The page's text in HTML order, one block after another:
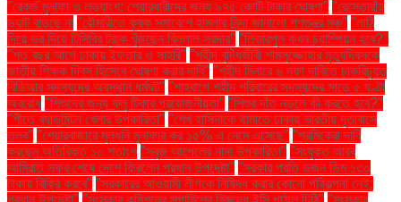
"রেকর্ড মুনাফা ও লভ্যাংশ: শেয়ারধারীদের জন্য ৯৭৫ কোটি টাকার ঘোষণা" "রেস্তোরাঁয়
ভ্যাট বাড়ছে না "রৌমারীতে কৃষক সমাবেশে হামলার নিন্দা জানালো গণতন্ত্র মঞ্চ" "লাঠি
দিয়ে ভর দিয়ে টিসিবির ট্রাক খুঁজছেন বিল্লাল সরদার" "লিভারপুল কখন চ্যাম্পিয়ন হবে?"
"শত বছর আগে ঢাকায় ইফতার ও সাহ্‌রি" "শহীদ বুদ্ধিজীবী শামসুজ্জোহার মৃত্যুদিবসকে
জাতীয় শিক্ষক দিবস হিসেবে ঘোষণা করার দাবি" "শহীদ মিনারে ৬ দফা দাবিতে চাকরিচ্যুত
বিডিআর সদস্যদের অবস্থান ধর্মঘট" "শাহবাগে শহীদ পরিবারের সদস্যদের সাড়ে ৫ ঘণ্টা
অবরোধ "শিশুদের জন্য ফ্লু টিকার প্রয়োজনীয়তা" "শিশুর দাঁত নড়লে কী করতে হবে?"
"শীতে ব্যাডমিন্টন খেলার উপকারিতা" "শেখ হাসিনাকে থামাতে ঢাকায় ভারতীয় দূতাবাসে
তলব" "শেয়ারবাজারে মূলধনি মুনাফার কর ১৫% এ নেমে এসেছে" "শ্রমিকেরা দাবি
করছেন অতিরিক্ত ১০ শতাংশ "সবুজ আপেলের নানা উপকারিতা" "সংযুক্ত আরব
আমিরাত সফর শেষে দেশে ফিরলেন প্রধান উপদেষ্টা" "সরকার প্রতি ডজন ডিম ১৩০
টাকায় বিক্রি করবে" "সরকারের আওয়ামী লীগকে নিষিদ্ধ করার কোনো পরিকল্পনা নেই: